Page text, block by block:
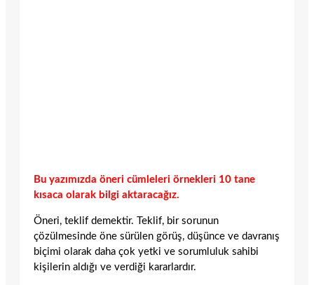
Bu yazımızda öneri cümleleri örnekleri 10 tane
kısaca olarak bilgi aktaracağız.
Öneri, teklif demektir. Teklif, bir sorunun
çözülmesinde öne sürülen görüş, düşünce ve davranış
biçimi olarak daha çok yetki ve sorumluluk sahibi
kişilerin aldığı ve verdiği kararlardır.